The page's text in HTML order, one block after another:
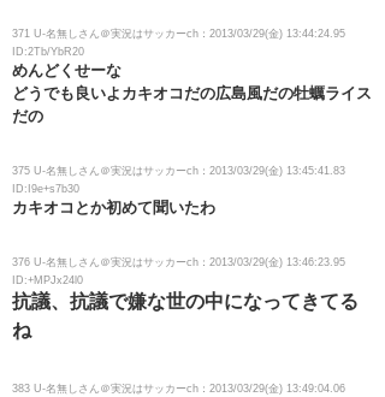
371 U-名無しさん＠実況はサッカーch：2013/03/29(金) 13:44:24.95
ID:2Tb/YbR20
めんどくせーな
どうでも良いよカキオコだの広島風だの牡蠣ライス
だの
375 U-名無しさん＠実況はサッカーch：2013/03/29(金) 13:45:41.83
ID:I9e+s7b30
カキオコとか初めて聞いたわ
376 U-名無しさん＠実況はサッカーch：2013/03/29(金) 13:46:23.95
ID:+MPJx24l0
抗議、抗議で嫌な世の中になってきてる
ね
383 U-名無しさん＠実況はサッカーch：2013/03/29(金) 13:49:04.06